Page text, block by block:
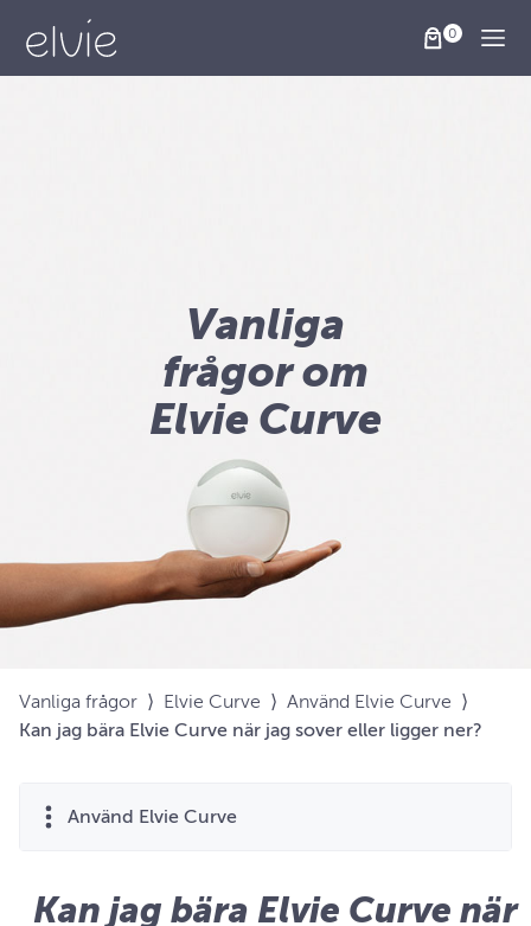
Vanliga
frågor om
Elvie Curve
Vanliga frågor ⟩ Elvie Curve ⟩ Använd Elvie Curve ⟩
Kan jag bära Elvie Curve när jag sover eller ligger ner?
Använd Elvie Curve
Kan jag bära Elvie Curve när